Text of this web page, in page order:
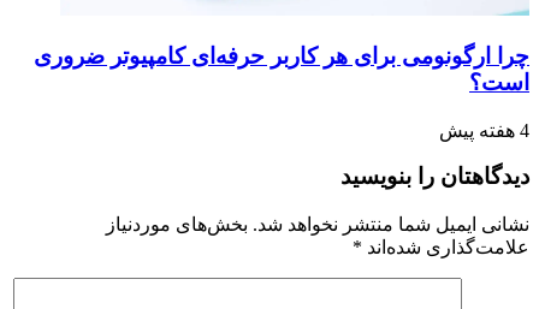
چرا ارگونومی برای هر کاربر حرفه‌ای کامپیوتر ضروری
است؟
4 هفته پیش
دیدگاهتان را بنویسید
نشانی ایمیل شما منتشر نخواهد شد. بخش‌های موردنیاز
علامت‌گذاری شده‌اند *